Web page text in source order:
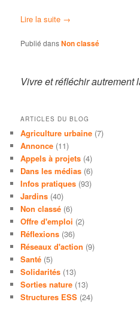
Lire la suite →
Publié dansNon classé
Vivre et réfléchir autrement
ARTICLES DU BLOG
Agriculture urbaine (7)
Annonce (11)
Appels à projets (4)
Dans les médias (6)
Infos pratiques (93)
Jardins (40)
Non classé (6)
Offre d'emploi (2)
Réflexions (36)
Réseaux d'action (9)
Santé (5)
Solidarités (13)
Sorties nature (13)
Structures ESS (24)